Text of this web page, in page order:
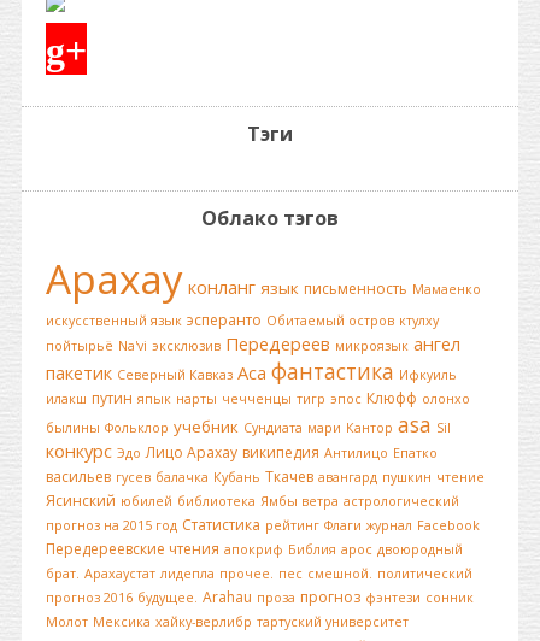
g+
Тэги
Облако тэгов
Арахау конланг язык письменность Мамаенко
искусственный язык эсперанто Обитаемый остров ктулху
пойтырьё Na'vi эксклюзив Передереев микроязык ангел
пакетик Северный Кавказ Аса фантастика Ифкуиль
илакш путин япык нарты чечченцы тигр эпос Клюфф олонхо
былины Фольклор учебник Сундиата мари Кантор asa Sil
конкурс Эдо Лицо Арахау википедия Антилицо Епатко
васильев гусев балачка Кубань Ткачев авангард пушкин чтение
Ясинский юбилей библиотека Ямбы ветра астрологический
прогноз на 2015 год Статистика рейтинг Флаги журнал Facebook
Передереевские чтения апокриф Библия арос двоюродный
брат. Арахаустат лидепла прочее. пес смешной. политический
прогноз 2016 будущее. Arahau проза прогноз фэнтези сонник
Молот Мексика хайку-верлибр тартуский университет